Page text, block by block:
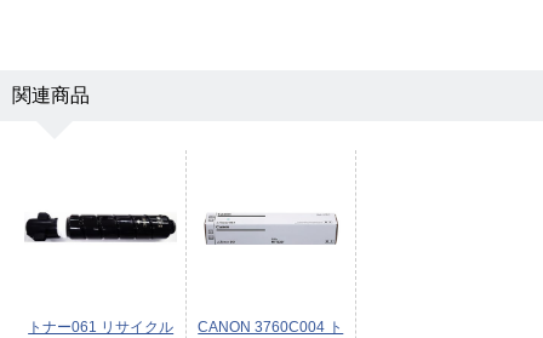
関連商品
トナー061 リサイクル
CANON 3760C004 ト